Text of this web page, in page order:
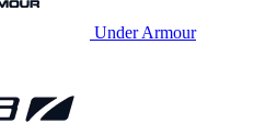
Under Armour